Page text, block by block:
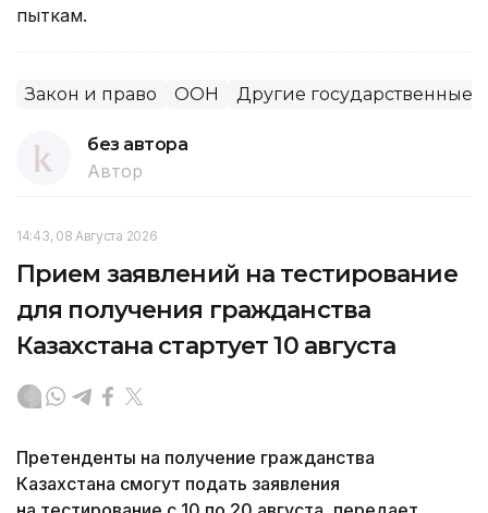
пыткам.
Закон и право ООН Другие государственные
без автора
Автор
14:43, 08 Августа 2026
Прием заявлений на тестирование
для получения гражданства
Казахстана стартует 10 августа
Претенденты на получение гражданства
Казахстана смогут подать заявления